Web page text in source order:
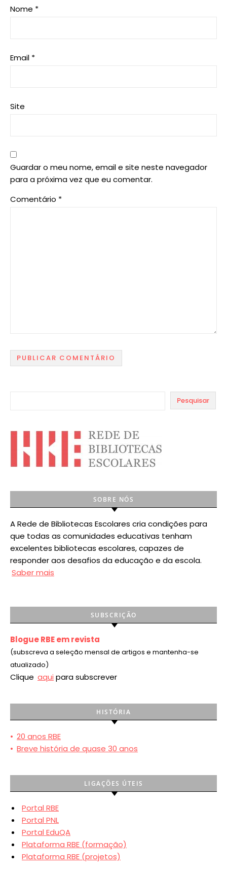
Nome *
Email *
Site
Guardar o meu nome, email e site neste navegador
para a próxima vez que eu comentar.
Comentário *
Pesquisar
SOBRE NÓS
A Rede de Bibliotecas Escolares cria condições para
que todas as comunidades educativas tenham
excelentes bibliotecas escolares, capazes de
responder aos desafios da educação e da escola.
Saber mais
SUBSCRIÇÃO
Blogue RBE em revista
(subscreva a seleção mensal de artigos e mantenha-se
atualizado)
Clique aqui para subscrever
HISTÓRIA
• 20 anos RBE
• Breve história de quase 30 anos
LIGAÇÕES ÚTEIS
Portal RBE
Portal PNL
Portal EduQA
Plataforma RBE (formação)
Plataforma RBE (projetos)